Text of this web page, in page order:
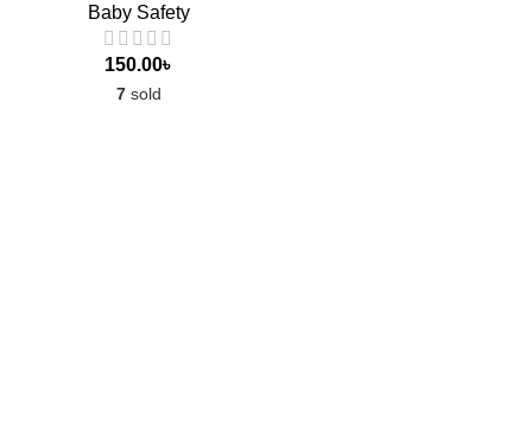
Baby Safety
150.00৳
7 sold